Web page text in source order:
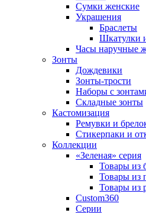
Сумки женские
Украшения
Браслеты
Шкатулки
Часы наручные
Зонты
Дождевики
Зонты-трости
Наборы с
Складные зонты
Кастомизация
Ремувки и
Стикерпаки и
Коллекции
«Зеленая» серия
Товары из
Товары из
Товары из
Custom360
Серии